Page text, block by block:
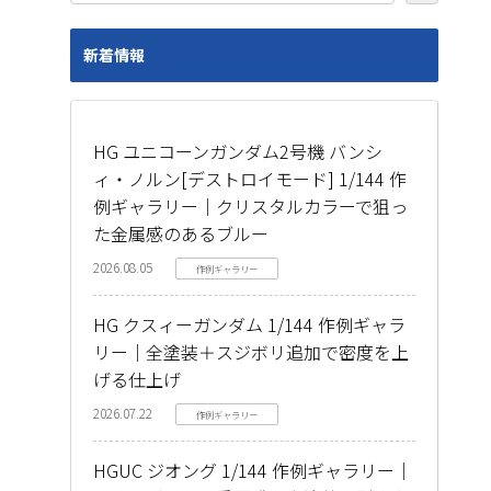
新着情報
HG ユニコーンガンダム2号機 バンシ
ィ・ノルン[デストロイモード] 1/144 作
例ギャラリー｜クリスタルカラーで狙っ
た金属感のあるブルー
2026.08.05 作例ギャラリー
HG クスィーガンダム 1/144 作例ギャラ
リー｜全塗装＋スジボリ追加で密度を上
げる仕上げ
2026.07.22 作例ギャラリー
HGUC ジオング 1/144 作例ギャラリー｜